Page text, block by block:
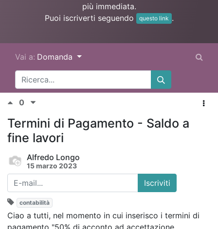
più immediata.
Puoi iscriverti seguendo
questo link .
Vai a: Domanda
0
Termini di Pagamento - Saldo a
fine lavori
Alfredo Longo
15 marzo 2023
Iscriviti
contabilità
Ciao a tutti, nel momento in cui inserisco i termini di